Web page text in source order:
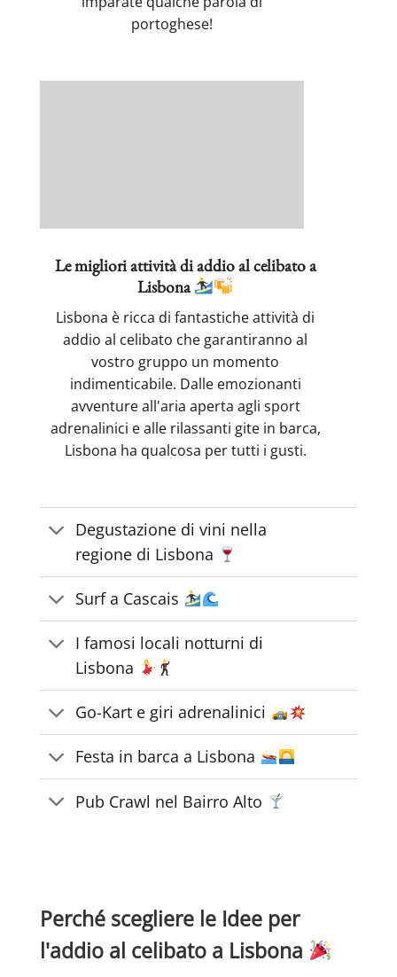
portoghese!
Le migliori attività di addio al celibato a
Lisbona
Lisbona è ricca di fantastiche attività di
addio al celibato che garantiranno al
vostro gruppo un momento
indimenticabile. Dalle emozionanti
avventure all'aria aperta agli sport
adrenalinici e alle rilassanti gite in barca,
Lisbona ha qualcosa per tutti i gusti.
Degustazione di vini nella
regione di Lisbona
Surf a Cascais
I famosi locali notturni di
Lisbona
Go-Kart e giri adrenalinici
Festa in barca a Lisbona
Pub Crawl nel Bairro Alto
Perché scegliere le Idee per
l'addio al celibato a Lisbona